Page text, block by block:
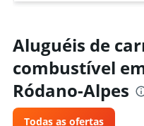
Aluguéis de
combustível
Ródano-Alpes
Todas as ofertas